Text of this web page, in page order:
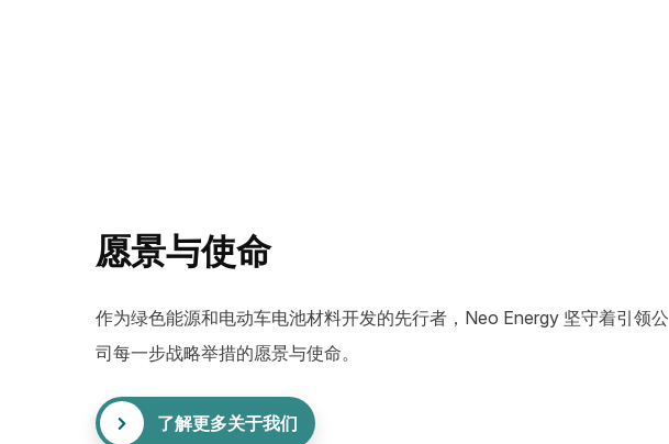
愿景与使命
作为绿色能源和电动车电池材料开发的先行者，Neo Energy 坚守着引领公
司每一步战略举措的愿景与使命。
了解更多关于我们